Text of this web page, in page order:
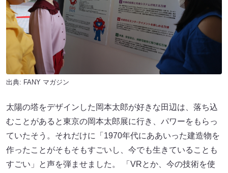
出典: FANY マガジン
太陽の塔をデザインした岡本太郎が好きな田辺は、落ち込
むことがあると東京の岡本太郎展に行き、パワーをもらっ
ていたそう。それだけに「1970年代にああいった建造物を
作ったことがそもそもすごいし、今でも生きていることも
すごい」と声を弾ませました。 「VRとか、今の技術を使